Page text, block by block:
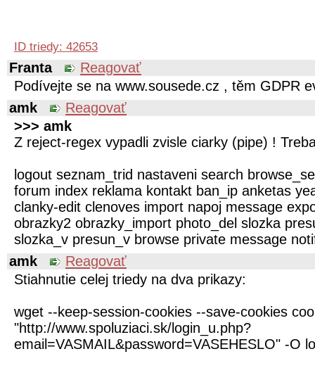
ID triedy: 42653
Franta
Reagovať
Podívejte se na www.sousede.cz , těm GDPR
amk
Reagovať
>>> amk
Z reject-regex vypadli zvisle ciarky (pipe) !
logout seznam_trid nastaveni search
forum index reklama kontakt ban_ip anketas
clanky-edit clenoves import napoj message
obrazky2 obrazky_import photo_del slozka
slozka_v presun_v browse private message
amk
Reagovať
Stiahnutie celej triedy na dva prikazy:
wget --keep-session-cookies --save-cookies
"http://www.spoluziaci.sk/login_u.php?
email=VASMAIL&password=VASEHESLO" -O